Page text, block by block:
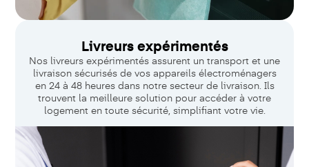
Livreurs expérimentés
Nos livreurs expérimentés assurent un transport et une
livraison sécurisés de vos appareils électroménagers
en 24 à 48 heures dans notre secteur de livraison. Ils
trouvent la meilleure solution pour accéder à votre
logement en toute sécurité, simplifiant votre vie.